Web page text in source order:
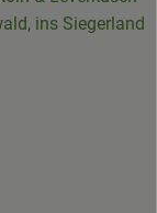
ins Siegerland